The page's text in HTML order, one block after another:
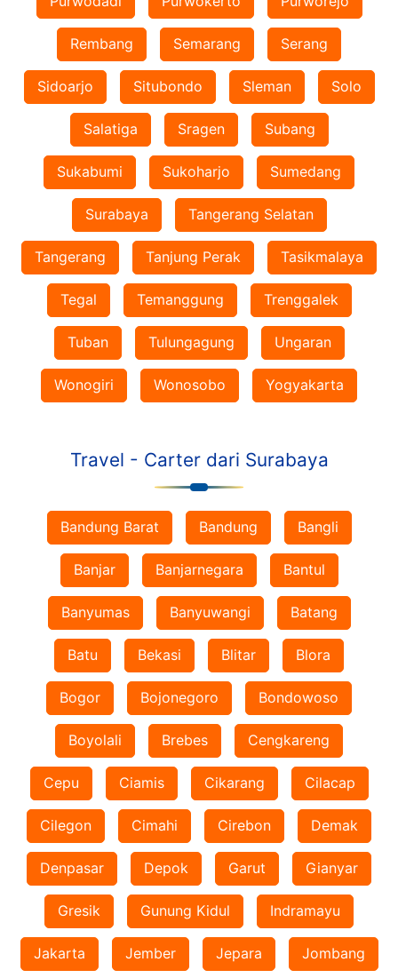
Rembang Semarang Serang
Sidoarjo Situbondo Sleman Solo
Salatiga Sragen Subang
Sukabumi Sukoharjo Sumedang
Surabaya Tangerang Selatan
Tangerang Tanjung Perak Tasikmalaya
Tegal Temanggung Trenggalek
Tuban Tulungagung Ungaran
Wonogiri Wonosobo Yogyakarta
Travel - Carter dari Surabaya
Bandung Barat Bandung Bangli
Banjar Banjarnegara Bantul
Banyumas Banyuwangi Batang
Batu Bekasi Blitar Blora
Bogor Bojonegoro Bondowoso
Boyolali Brebes Cengkareng
Cepu Ciamis Cikarang Cilacap
Cilegon Cimahi Cirebon Demak
Denpasar Depok Garut Gianyar
Gresik Gunung Kidul Indramayu
Jakarta Jember Jepara Jombang